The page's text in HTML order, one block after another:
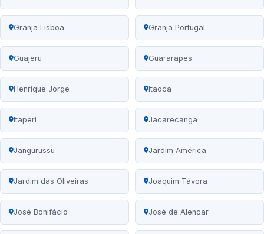
Granja Lisboa Granja Portugal
Guajeru Guararapes
Henrique Jorge Itaoca
Itaperi Jacarecanga
Jangurussu Jardim América
Jardim das Oliveiras Joaquim Távora
José Bonifácio José de Alencar